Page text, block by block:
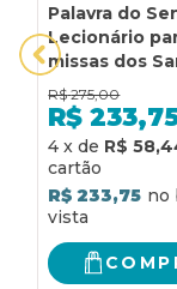
Palavra do
Lecionário
missas dos
dos comuns,
diversas
necessidades
votivas:
para as missas
santos, dos
para diversas
votivas
R$ 275,00
R$
4 x de R$
R$ 233,75